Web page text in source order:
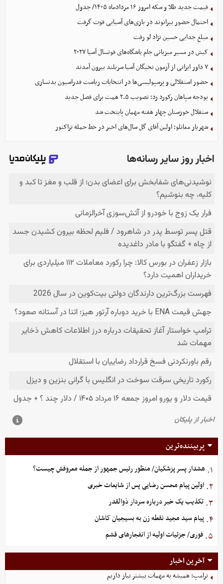
قیمت جدید طلا و سکه امروز ۱۶ مردادماه ۱۴۰۵/ جدول
احتمال حضور بیرانوند در بازی‌های آسیایی قوت گرفت
مبلغ جدایی حسین نژاد لو رفت
کیش در مسیر میزبانی جام باشگاه‌های فوتسال آسیا ۲۰۲۷
۷ داور ایرانی از آزمون نخبگان آسیا سربلند بیرون آمدند
حضور استقلالی و پرسپولیسی‌ها در انتخابات ریاست فدراسیون بدنسازی
بودجه سپاهان رکورد زد؛ تصویب ۲.۵ همت برای فصل جدید
ستقلال خوزستان چهار هفته مهمان پایتخت شد
شهریار مغانلو؛ اولین آقای گل سال‌های اخیر در خط حمله تراکتور
پربیننده‌ترین
۱. هشدار پسر پزشکیان/ منظور رئیس جمهور از جمله معروفش چیست؟
۲. اولین پیام محسن رضایی پس از شایعات خبری
۳. تکذیب یک خبر درباره سردار ذوالقدر
۴. پیام سید مجید نقطه زن به بسیجیان کاشان
۵. فوری/ جزئیات اولیه از انفجارهای قشم
آخرین اخبار
ترامپ: همیشه به مهمات بیشتر نیاز داریم